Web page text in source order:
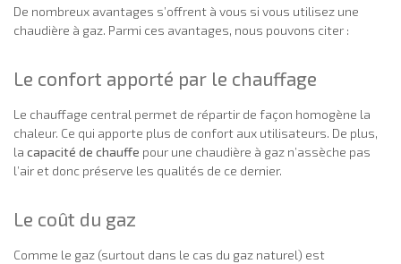
De nombreux avantages s’offrent à vous si vous utilisez une
chaudière à gaz. Parmi ces avantages, nous pouvons citer :
Le confort apporté par le chauffage
Le chauffage central permet de répartir de façon homogène la
chaleur. Ce qui apporte plus de confort aux utilisateurs. De plus,
la capacité de chauffe pour une chaudière à gaz n’assèche pas
l’air et donc préserve les qualités de ce dernier.
Le coût du gaz
Comme le gaz (surtout dans le cas du gaz naturel) est